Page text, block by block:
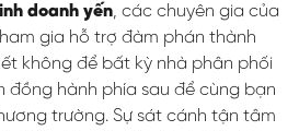
doanh yến, các chuyên gia của
gia hỗ trợ đàm phán thành
không để bất kỳ nhà phân phối
đồng hành phía sau để cùng bạn
trường. Sự sát cánh tận tâm